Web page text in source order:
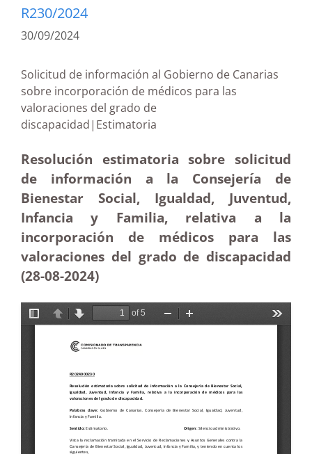
R230/2024
30/09/2024
Solicitud de información al Gobierno de Canarias
sobre incorporación de médicos para las
valoraciones del grado de
discapacidad|Estimatoria
Resolución estimatoria sobre solicitud
de información a la Consejería de
Bienestar Social, Igualdad, Juventud,
Infancia y Familia, relativa a la
incorporación de médicos para las
valoraciones del grado de discapacidad
(28-08-2024)